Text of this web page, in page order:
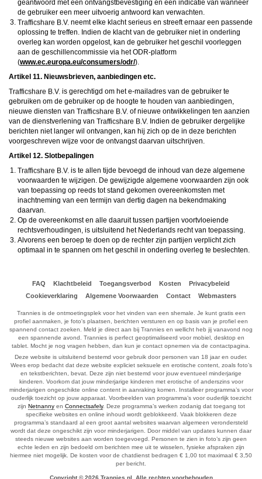
geantwoord met een ontvangstbevestiging en een indicatie van wanneer
de gebruiker een meer uitvoerig antwoord kan verwachten.
neemt elke klacht serieus en streeft ernaar een passende
oplossing te treffen. Indien de klacht van de gebruiker niet in onderling
overleg kan worden opgelost, kan de gebruiker het geschil voorleggen
aan de geschillencommissie via het ODR-platform
(www.ec.europa.eu/consumers/odr/).
Artikel 11. Nieuwsbrieven, aanbiedingen etc.
is gerechtigd om het e-mailadres van de gebruiker te
gebruiken om de gebruiker op de hoogte te houden van aanbiedingen,
nieuwe diensten van
of nieuwe ontwikkelingen ten aanzien
van de dienstverlening van
Indien de gebruiker dergelijke
berichten niet langer wil ontvangen, kan hij zich op de in deze berichten
voorgeschreven wijze voor de ontvangst daarvan uitschrijven.
Artikel 12. Slotbepalingen
is te allen tijde bevoegd de inhoud van deze algemene
voorwaarden te wijzigen. De gewijzigde algemene voorwaarden zijn ook
van toepassing op reeds tot stand gekomen overeenkomsten met
inachtneming van een termijn van dertig dagen na bekendmaking
daarvan.
Op de overeenkomst en alle daaruit tussen partijen voortvloeiende
rechtsverhoudingen, is uitsluitend het Nederlands recht van toepassing.
Alvorens een beroep te doen op de rechter zijn partijen verplicht zich
optimaal in te spannen om het geschil in onderling overleg te beslechten.
FAQ Klachtbeleid Toegangsverbod Kosten
Privacybeleid
Cookieverklaring
Algemene Voorwaarden Contact Webmasters
Trannies is de ontmoetingsplek voor het vinden van een shemale. Je kunt gratis een
profiel aanmaken, je foto's plaatsen, berichten versturen en op basis van je profiel een
spannend contact zoeken. Meld je direct aan bij Trannies en wellicht heb jij vanavond nog
een spannende avond. Trannies is perfect geoptimaliseerd voor mobiel, desktop en
tablet. Mocht je nog vragen hebben, dan kun je contact opnemen via de contactpagina.
Deze website is uitsluitend bestemd voor gebruik door personen van 18 jaar en ouder.
Wees erop bedacht dat deze website expliciet seksuele en erotische content, zoals foto’s
en tekstberichten, bevat. Deze zijn niet bestemd voor jouw eventueel minderjarige
kinderen. Voorkom dat jouw minderjarige kinderen met erotische of anderszins voor
minderjarigen ongeschikte online content in aanraking komen. Installeer programma’s voor
ouderlijk toezicht op jouw apparaat. Voorbeelden van programma’s voor ouderlijk toezicht
zijn Netnannyen Connectsafely. Deze programma’s werken zodanig dat toegang tot
specifieke websites en online inhoud wordt geblokkeerd. Vaak blokkeren deze
programma’s standaard al een groot aantal websites waarvan algemeen verondersteld
wordt dat deze ongeschikt zijn voor minderjarigen. Door middel van updates kunnen daar
steeds nieuwe websites aan worden toegevoegd. Personen te zien in foto’s zijn geen
echte leden en zijn bedoeld om berichten mee uit te wisselen, fysieke afspraken zijn
hiermee niet mogelijk. De kosten voor de chatdienst bedragen € 1,00 tot maximaal € 3,50
per bericht.
Copyright © 2026 Trannies.nl. Alle rechten voorbehouden